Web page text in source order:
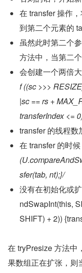
在 transfer 操作
到第二个元素的
虽然此时第二个
方法中，当第二
会创建一个两倍
f ((sc >>>
|sc == rs +
transferIndex <=
transfer 的线程数
在 transfer 的时
sfer(tab, nt);}/
没有在初始化或
ndSwapInt(this,
SHIFT) + 2))
在 tryPresize 方法中
果数组正在扩张，则